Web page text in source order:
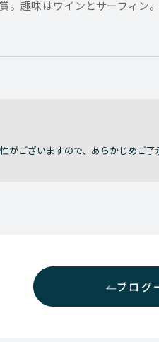
。趣味はワインとサーフィン
ございますので、あらかじめご了
ブログ